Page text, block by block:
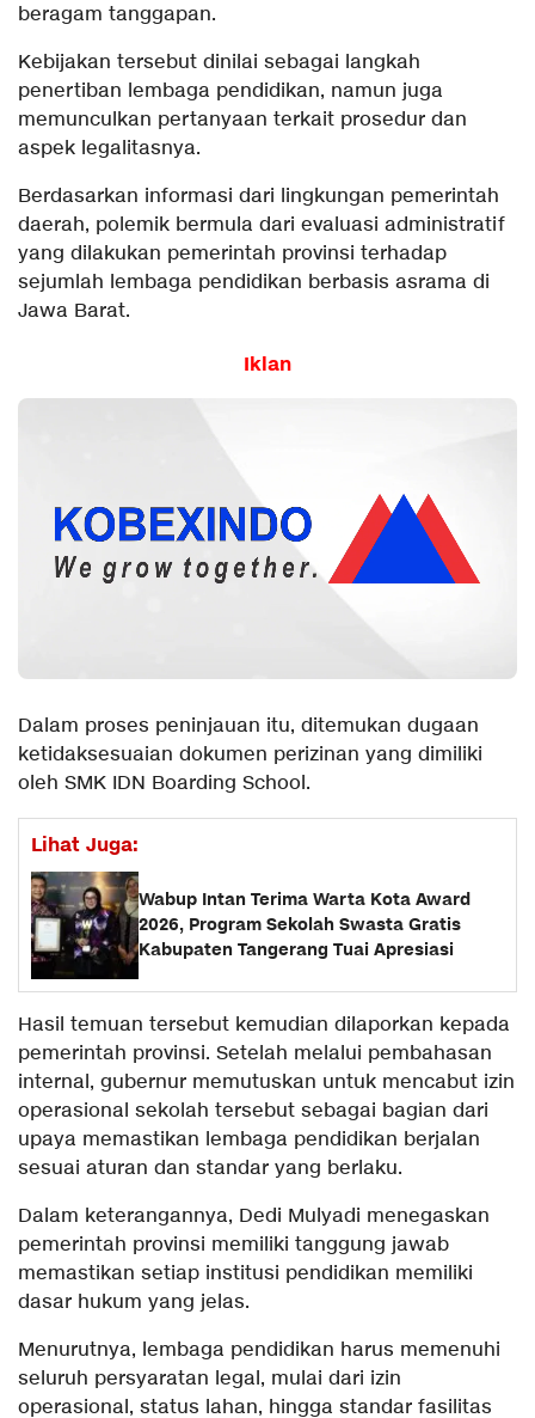
beragam tanggapan.
Kebijakan tersebut dinilai sebagai langkah
penertiban lembaga pendidikan, namun juga
memunculkan pertanyaan terkait prosedur dan
aspek legalitasnya.
Berdasarkan informasi dari lingkungan pemerintah
daerah, polemik bermula dari evaluasi administratif
yang dilakukan pemerintah provinsi terhadap
sejumlah lembaga pendidikan berbasis asrama di
Jawa Barat.
Iklan
Dalam proses peninjauan itu, ditemukan dugaan
ketidaksesuaian dokumen perizinan yang dimiliki
oleh SMK IDN Boarding School.
Lihat Juga:
Wabup Intan Terima Warta Kota Award
2026, Program Sekolah Swasta Gratis
Kabupaten Tangerang Tuai Apresiasi
Hasil temuan tersebut kemudian dilaporkan kepada
pemerintah provinsi. Setelah melalui pembahasan
internal, gubernur memutuskan untuk mencabut izin
operasional sekolah tersebut sebagai bagian dari
upaya memastikan lembaga pendidikan berjalan
sesuai aturan dan standar yang berlaku.
Dalam keterangannya, Dedi Mulyadi menegaskan
pemerintah provinsi memiliki tanggung jawab
memastikan setiap institusi pendidikan memiliki
dasar hukum yang jelas.
Menurutnya, lembaga pendidikan harus memenuhi
seluruh persyaratan legal, mulai dari izin
operasional, status lahan, hingga standar fasilitas